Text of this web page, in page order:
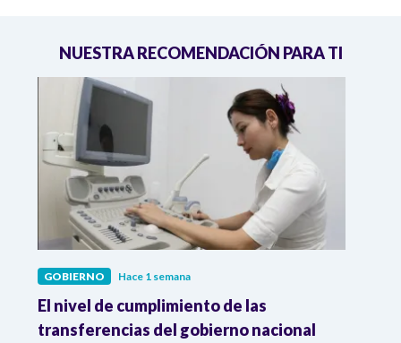
NUESTRA RECOMENDACIÓN PARA TI
GOBIERNO Hace 1 semana
El nivel de cumplimiento de las
transferencias del gobierno nacional